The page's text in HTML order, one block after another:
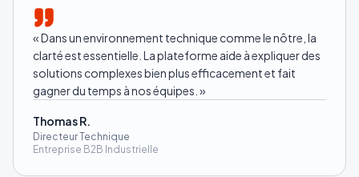
«Dans un environnement technique comme le nôtre, la
clarté est essentielle. La plateforme aide à expliquer des
solutions complexes bien plus efficacement et fait
gagner du temps à nos équipes.»
Thomas R.
Directeur Technique
Entreprise B2B Industrielle